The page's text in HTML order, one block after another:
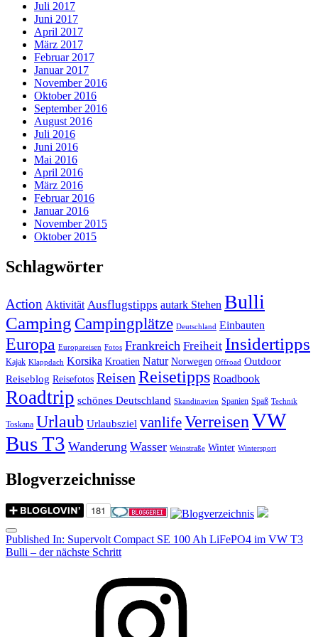
Juli 2017
Juni 2017
April 2017
März 2017
Februar 2017
Januar 2017
November 2016
Oktober 2016
September 2016
August 2016
Juli 2016
Juni 2016
Mai 2016
April 2016
März 2016
Februar 2016
Januar 2016
November 2015
Oktober 2015
Schlagwörter
Action Aktivität Ausflugstipps autark Stehen Bulli
Camping Campingplätze Deutschland Einbauten
Europa Europareisen Fotos Frankreich Freiheit Insidertipps
Kajak Klappdach Korsika Kroatien Natur Norwegen Offroad Outdoor
Reiseblog Reisefotos ReisenReisetipps Roadbook
Roadtrip schönes Deutschland Skandinavien Spanien Spaß Technik
Toskana Urlaub Urlaubsziel vanlifeVerreisenVW
Bus T3 Wanderung Wasser Weinstraße Winter Wintersport
Blogverzeichnisse
Menu
Post
navigation
Published In: Supervolt Compact SE 100 Ah LiFePO4 im VW T3
Bulli – der nächste Schritt